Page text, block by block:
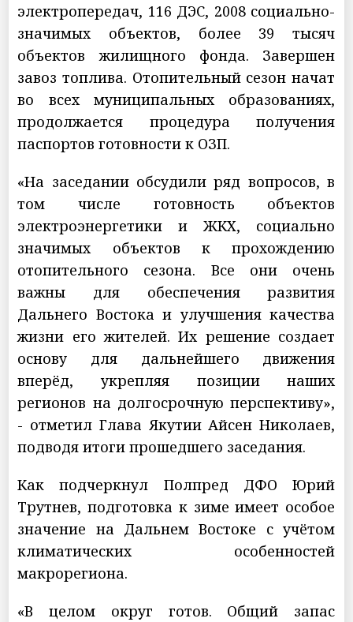
электропередач, 116 ДЭС, 2008 социально-
значимых объектов, более 39 тысяч
объектов жилищного фонда. Завершен
завоз топлива. Отопительный сезон начат
во всех муниципальных образованиях,
продолжается процедура получения
паспортов готовности к ОЗП.
«На заседании обсудили ряд вопросов, в
том числе готовность объектов
электроэнергетики и ЖКХ, социально
значимых объектов к прохождению
отопительного сезона. Все они очень
важны для обеспечения развития
Дальнего Востока и улучшения качества
жизни его жителей. Их решение создает
основу для дальнейшего движения
вперёд, укрепляя позиции наших
регионов на долгосрочную перспективу»,
- отметил Глава Якутии Айсен Николаев,
подводя итоги прошедшего заседания.
Как подчеркнул Полпред ДФО Юрий
Трутнев, подготовка к зиме имеет особое
значение на Дальнем Востоке с учётом
климатических особенностей
макрорегиона.
«В целом округ готов. Общий запас